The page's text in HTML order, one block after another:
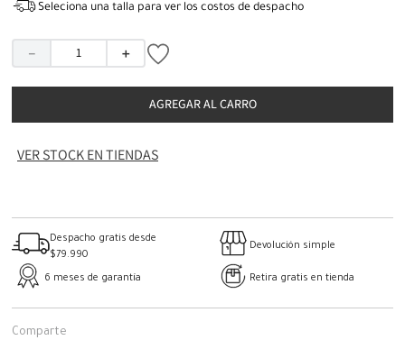
Seleciona una talla para ver los costos de despacho
＋
－
AGREGAR AL CARRO
VER STOCK EN TIENDAS
Despacho gratis desde
$79.990
Devolución simple
6 meses de garantía Retira gratis en tienda
Comparte